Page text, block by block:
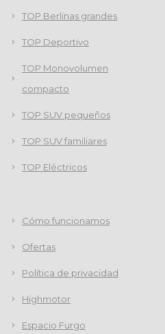
TOP Berlinas grandes
TOP Deportivo
TOP Monovolumen
compacto
TOP SUV pequeños
TOP SUV familiares
TOP Eléctricos
Cómo funcionamos
Ofertas
Política de privacidad
Highmotor
Espacio Furgo